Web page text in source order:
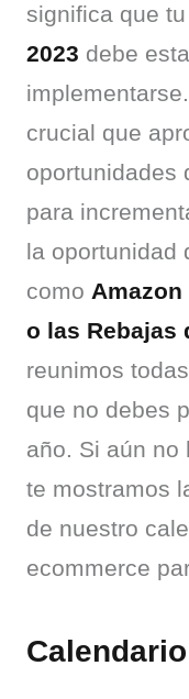
significa que tu
2023 debe
crucial que
oportunidades
para
la oportunidad
como Amazon
o las Rebajas
reunimos
que no debes
año. Si aún no
te mostramos
de nuestro
ecommerce